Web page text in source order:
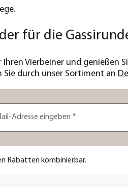
für die
Vierbeiner und genießen
durch unser Sortiment an
Adresse eingeben *
Rabatten kombinierbar.